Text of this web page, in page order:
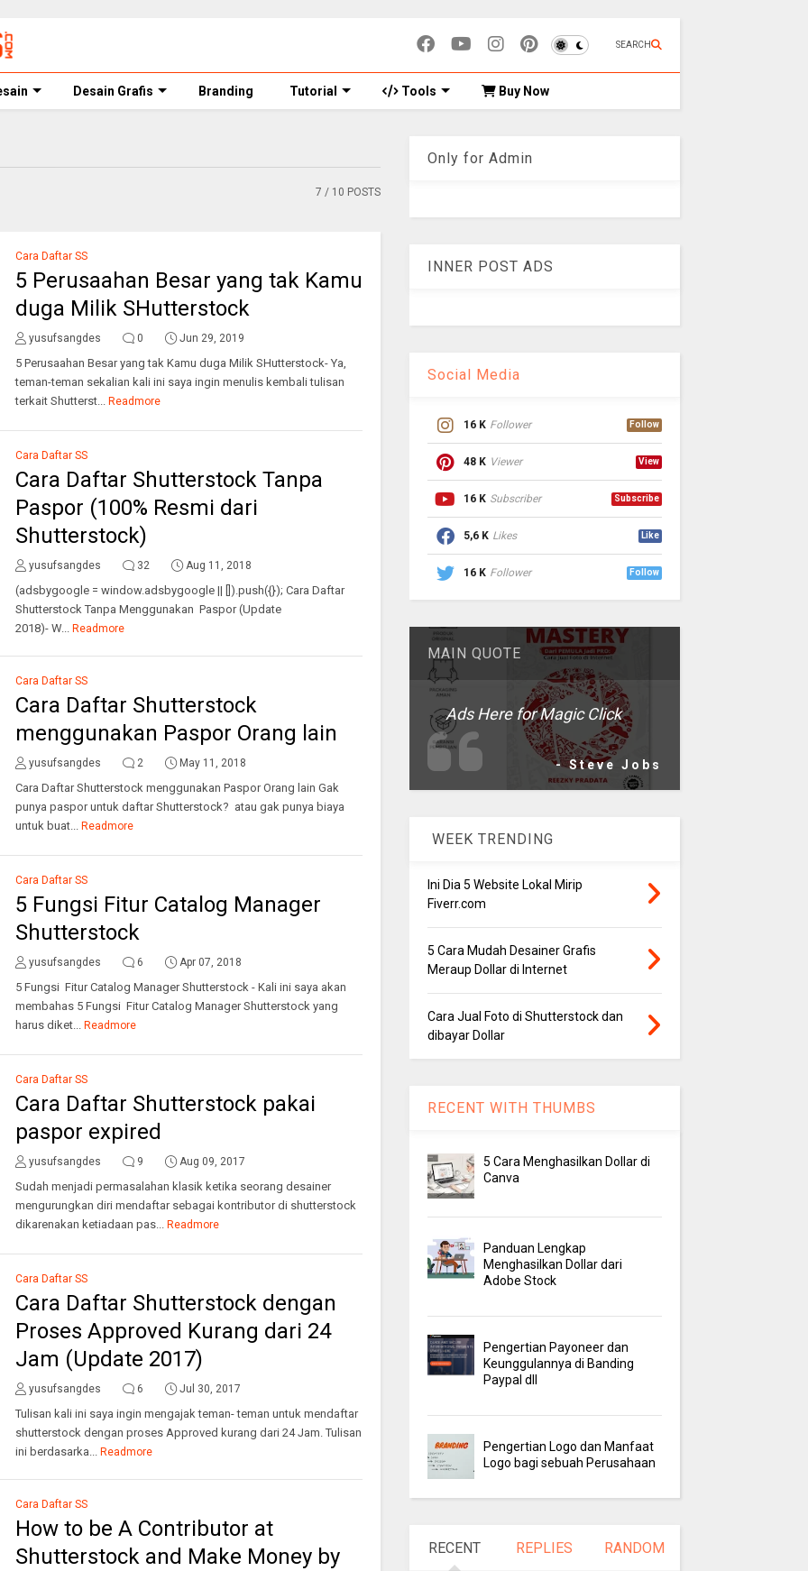
SEARCH
Desain Grafis Branding Tutorial Tools Buy Now
7 / 10 POSTS
Cara Daftar SS
5 Perusaahan Besar yang tak Kamu
duga Milik SHutterstock
yusufsangdes 0 Jun 29, 2019
5 Perusaahan Besar yang tak Kamu duga Milik SHutterstock- Ya,
teman-teman sekalian kali ini saya ingin menulis kembali tulisan
terkait Shutterst... Readmore
Cara Daftar SS
Cara Daftar Shutterstock Tanpa
Paspor (100% Resmi dari
Shutterstock)
yusufsangdes 32 Aug 11, 2018
(adsbygoogle = window.adsbygoogle || []).push({}); Cara Daftar
Shutterstock Tanpa Menggunakan Paspor (Update
2018)- W... Readmore
Cara Daftar SS
Cara Daftar Shutterstock
menggunakan Paspor Orang lain
yusufsangdes 2 May 11, 2018
Cara Daftar Shutterstock menggunakan Paspor Orang lain Gak
punya paspor untuk daftar Shutterstock? atau gak punya biaya
untuk buat... Readmore
Cara Daftar SS
5 Fungsi Fitur Catalog Manager
Shutterstock
yusufsangdes 6 Apr 07, 2018
5 Fungsi Fitur Catalog Manager Shutterstock - Kali ini saya akan
membahas 5 Fungsi Fitur Catalog Manager Shutterstock yang
harus diket... Readmore
Cara Daftar SS
Cara Daftar Shutterstock pakai
paspor expired
yusufsangdes 9 Aug 09, 2017
Sudah menjadi permasalahan klasik ketika seorang desainer
mengurungkan diri mendaftar sebagai kontributor di shutterstock
dikarenakan ketiadaan pas... Readmore
Cara Daftar SS
Cara Daftar Shutterstock dengan
Proses Approved Kurang dari 24
Jam (Update 2017)
yusufsangdes 6 Jul 30, 2017
Tulisan kali ini saya ingin mengajak teman- teman untuk mendaftar
shutterstock dengan proses Approved kurang dari 24 Jam. Tulisan
ini berdasarka... Readmore
Cara Daftar SS
How to be A Contributor at
Shutterstock and Make Money by
Only for Admin
INNER POST ADS
Social Media
16 K Follower Follow
48 K Viewer View
16 K Subscriber Subscribe
5,6 K Likes Like
16 K Follower Follow
MAIN QUOTE
Ads Here for Magic Click
- Steve Jobs
WEEK TRENDING
Ini Dia 5 Website Lokal Mirip
Fiverr.com
5 Cara Mudah Desainer Grafis
Meraup Dollar di Internet
Cara Jual Foto di Shutterstock dan
dibayar Dollar
RECENT WITH THUMBS
5 Cara Menghasilkan Dollar di
Canva
Panduan Lengkap
Menghasilkan Dollar dari
Adobe Stock
Pengertian Payoneer dan
Keunggulannya di Banding
Paypal dll
Pengertian Logo dan Manfaat
Logo bagi sebuah Perusahaan
RECENT REPLIES RANDOM